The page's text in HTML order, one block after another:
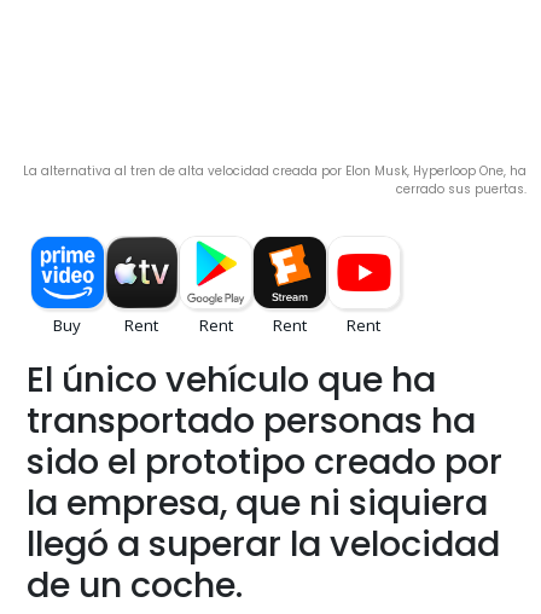
La alternativa al tren de alta velocidad creada por Elon Musk, Hyperloop One, ha
cerrado sus puertas.
El único vehículo que ha
transportado personas ha
sido el prototipo creado por
la empresa, que ni siquiera
llegó a superar la velocidad
de un coche.